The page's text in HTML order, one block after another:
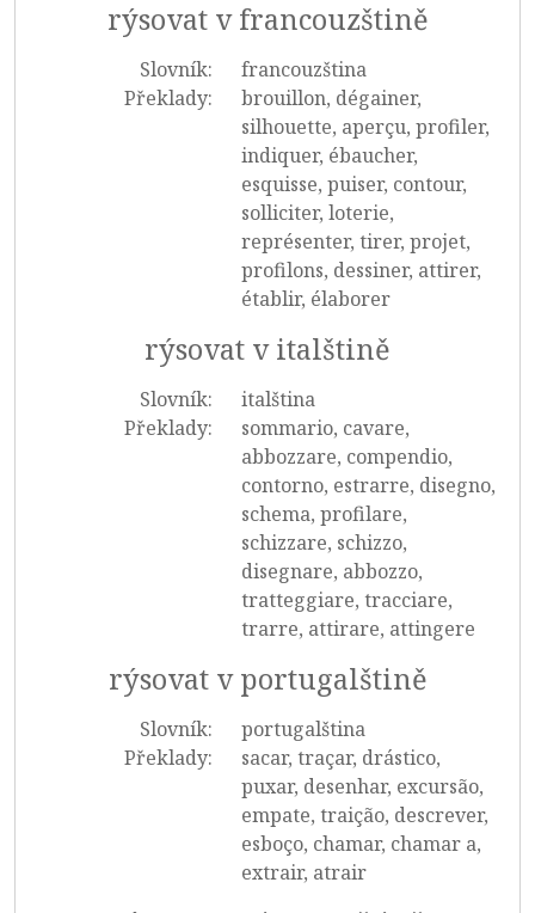
rýsovat v francouzštině
Slovník:
francouzština
Překlady:
brouillon, dégainer,
silhouette, aperçu, profiler,
indiquer, ébaucher,
esquisse, puiser, contour,
solliciter, loterie,
représenter, tirer, projet,
profilons, dessiner, attirer,
établir, élaborer
rýsovat v italštině
Slovník:
italština
Překlady:
sommario, cavare,
abbozzare, compendio,
contorno, estrarre, disegno,
schema, profilare,
schizzare, schizzo,
disegnare, abbozzo,
tratteggiare, tracciare,
trarre, attirare, attingere
rýsovat v portugalštině
Slovník:
portugalština
Překlady:
sacar, traçar, drástico,
puxar, desenhar, excursão,
empate, traição, descrever,
esboço, chamar, chamar a,
extrair, atrair